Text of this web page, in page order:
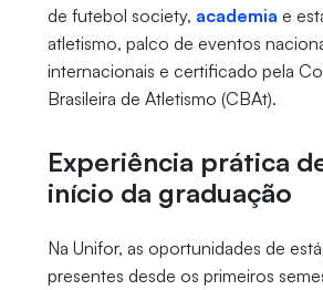
de futebol society, academia e
atletismo, palco de eventos
internacionais e certificado pela
Brasileira de Atletismo (CBAt).
Experiência prática
início da graduação
Na Unifor, as oportunidades de
presentes desde os primeiros